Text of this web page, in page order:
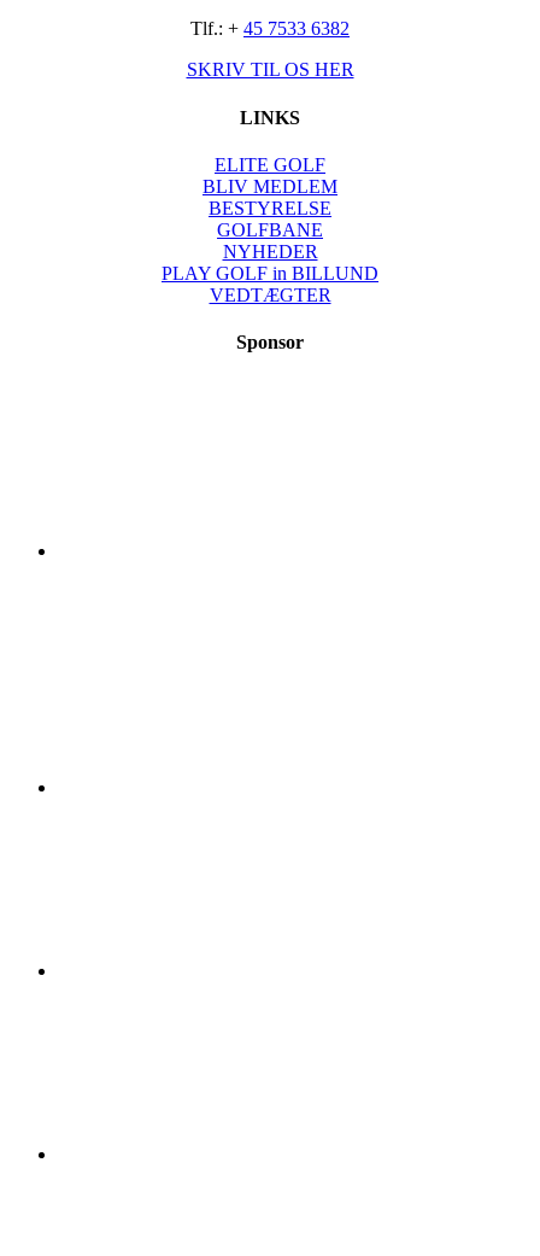
Tlf.: + 45 7533 6382
SKRIV TIL OS HER
LINKS
ELITE GOLF
BLIV MEDLEM
BESTYRELSE
GOLFBANE
NYHEDER
PLAY GOLF in BILLUND
VEDTÆGTER
Sponsor